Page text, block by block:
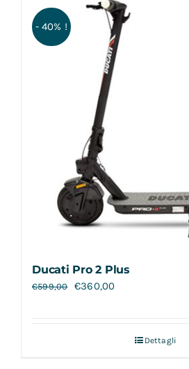
- 40% !
Ducati Pro 2 Plus
€599,00 €360,00
Dettagli